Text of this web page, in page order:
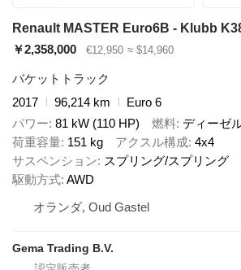
￥2,358,000 €12,950 ≈ $14,960
バケットトラック
2017
96,214 km
Euro 6
パワー 81 kW (110 HP) 燃料 ディーゼ
荷重容量 151 kg アクスル構成 4x4
サスペンション
スプリング/スプリング
駆動方式 AWD
オランダ, Oud Gastel
Gema Trading B.V.